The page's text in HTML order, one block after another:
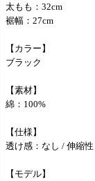
太もも：32cm
裾幅：27cm
【カラー】
ブラック
【素材】
綿：100%
【仕様】
透け感：なし / 伸縮
【モデル】